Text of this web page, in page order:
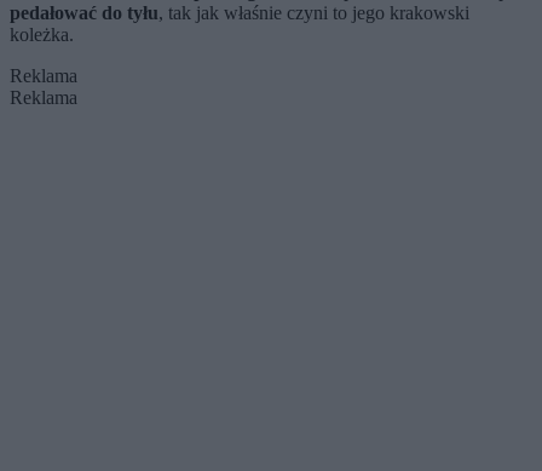
pedałować do tyłu, tak jak właśnie czyni to jego krakowski
koleżka.
Reklama
Reklama